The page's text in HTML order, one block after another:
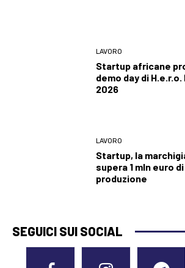
LAVORO
Startup africane
demo day di
2026
LAVORO
Startup, la
supera 1 mln euro
produzione
SEGUICI SUI SOCIAL